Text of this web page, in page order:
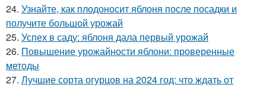
24. Узнайте, как плодоносит яблоня после посадки и
получите большой урожай
25. Успех в саду: яблоня дала первый урожай
26. Повышение урожайности яблони: проверенные
методы
27. Лучшие сорта огурцов на 2024 год: что ждать от